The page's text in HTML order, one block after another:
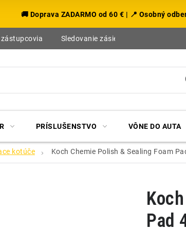
🚚 Doprava ZADARMO od 60 € | 📍 Osobný
Sledovanie zásielky
PRÍSLUŠENSTVO VÔNE DO AUTA
kotúče Koch Chemie Polish & Sealing Foam
Pad